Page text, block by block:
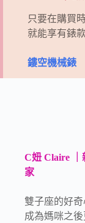
只要在購買
就能享有錶
鏤空機械錶
C妞 Claire ｜
家
雙子座的好奇
成為媽咪之後